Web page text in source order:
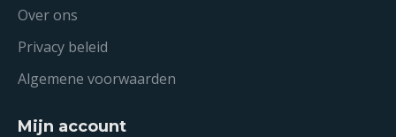
Over ons
Privacy beleid
Algemene voorwaarden
Mijn account